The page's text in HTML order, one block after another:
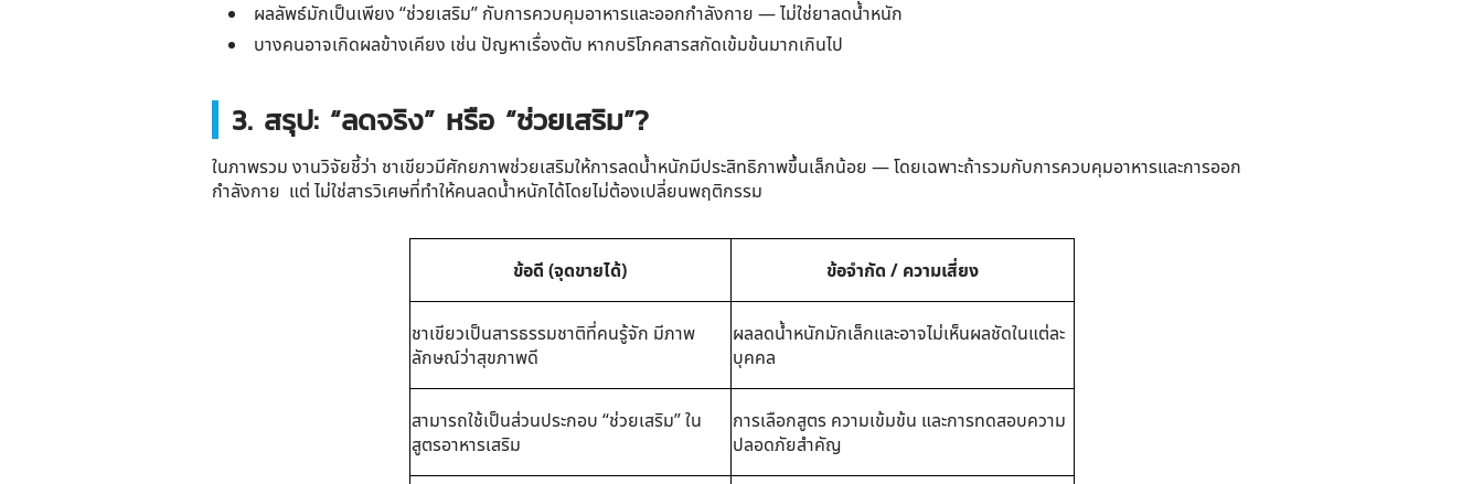
ผลลัพธ์มักเป็นเพียง “ช่วยเสริม” กับการควบคุมอาหารและออกกำลังกาย — ไม่ใช่ยาลดน้ำหนัก
บางคนอาจเกิดผลข้างเคียง เช่น ปัญหาเรื่องตับ หากบริโภคสารสกัดเข้มข้นมากเกินไป
3. สรุป: “ลดจริง” หรือ “ช่วยเสริม”?
ในภาพรวม งานวิจัยชี้ว่า ชาเขียวมีศักยภาพช่วยเสริมให้การลดน้ำหนักมีประสิทธิภาพขึ้นเล็กน้อย — โดยเฉพาะถ้ารวมกับการควบคุมอาหารและการออก
กำลังกาย แต่ ไม่ใช่สารวิเศษที่ทำให้คนลดน้ำหนักได้โดยไม่ต้องเปลี่ยนพฤติกรรม
ข้อดี (จุดขายได้) ข้อจำกัด / ความเสี่ยง
ชาเขียวเป็นสารธรรมชาติที่คนรู้จัก มีภาพ
ลักษณ์ว่าสุขภาพดี
ผลลดน้ำหนักมักเล็กและอาจไม่เห็นผลชัดในแต่ละ
บุคคล
สามารถใช้เป็นส่วนประกอบ “ช่วยเสริม” ใน
สูตรอาหารเสริม
การเลือกสูตร ความเข้มข้น และการทดสอบความ
ปลอดภัยสำคัญ